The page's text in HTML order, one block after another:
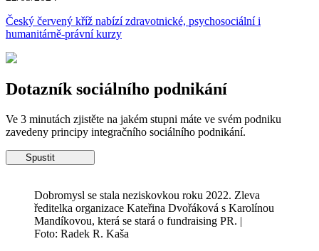
Český červený kříž nabízí zdravotnické, psychosociální i
humanitárně-právní kurzy
Dotazník sociálního podnikání
Ve 3 minutách zjistěte na jakém stupni máte ve svém podniku
zavedeny principy integračního sociálního podnikání.
Dobromysl se stala neziskovkou roku 2022. Zleva
ředitelka organizace Kateřina Dvořáková s Karolínou
Mandíkovou, která se stará o fundraising PR. |
Foto: Radek R. Kaša